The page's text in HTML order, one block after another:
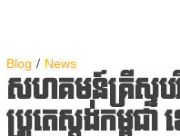
Blog News
សហគមន៍គ្រីស្ទ
ប្រូតេស្តង់កម្ពុជា